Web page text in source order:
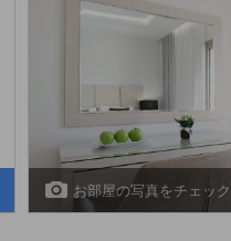
お部屋の写真をチェック